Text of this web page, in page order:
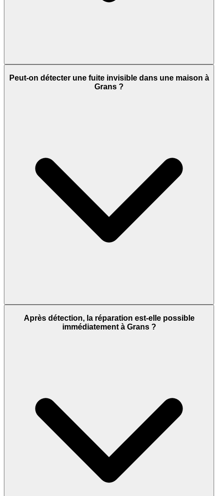
Peut-on détecter une fuite invisible dans une maison à
Grans ?
Après détection, la réparation est-elle possible
immédiatement à Grans ?